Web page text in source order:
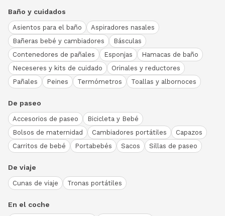
Baño y cuidados
Asientos para el baño
Aspiradores nasales
Bañeras bebé y cambiadores
Básculas
Contenedores de pañales
Esponjas
Hamacas de baño
Neceseres y kits de cuidado
Orinales y reductores
Pañales
Peines Termómetros Toallas y albornoces
De paseo
Accesorios de paseo
Bicicleta y Bebé
Bolsos de maternidad
Cambiadores portátiles
Capazos
Carritos de bebé
Portabebés Sacos Sillas de paseo
De viaje
Cunas de viaje Tronas portátiles
En el coche